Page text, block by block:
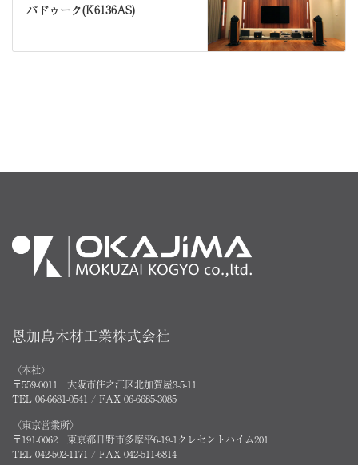
パドゥーク(K6136AS)
恩加島木材工業株式会社
〈本社〉
〒559-0011 大阪市住之江区北加賀屋3-5-11
TEL 06-6681-0541 / FAX 06-6685-3085
〈東京営業所〉
〒191-0062 東京都日野市多摩平6-19-1クレセントハイム201
TEL 042-502-1171 / FAX 042-511-6814